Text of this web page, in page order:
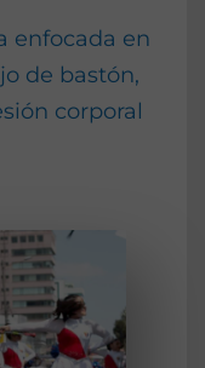
enfocada en
de bastón,
corporal